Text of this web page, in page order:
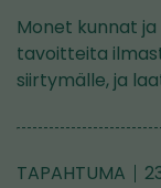
Monet kunnat
tavoitteita
siirtymälle, ja
TAPAHTUMA